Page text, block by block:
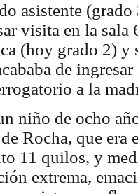
asistente
visita en la sala
(hoy grado 2) y
de
a la
niño de ocho
Rocha, que
11 quilos, y
extrema,